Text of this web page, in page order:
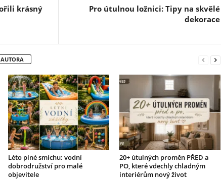
krásný
Pro útulnou ložnici: Tipy na skvělé
dekorace
Léto plné smíchu: vodní
dobrodružství pro malé
objevitele
20+ útulných proměn PŘED a
PO, které vdechly chladným
interiérům nový život